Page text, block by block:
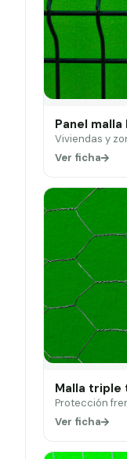
Panel malla
Viviendas y
Ver ficha
Malla triple
Protección
Ver ficha